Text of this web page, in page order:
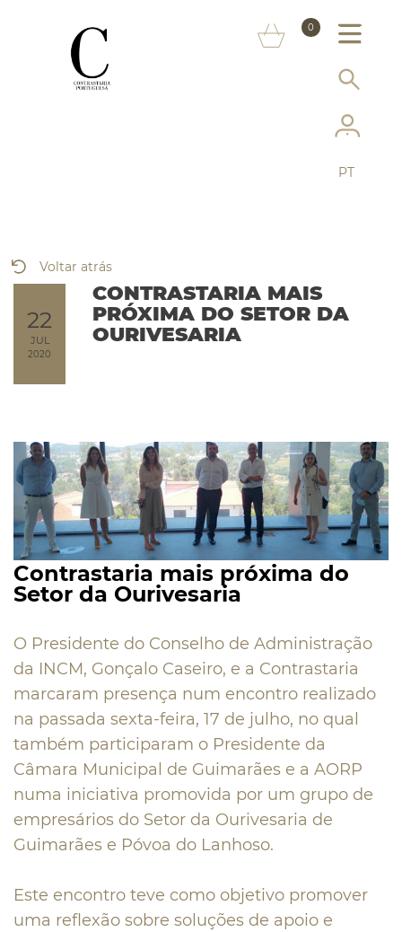
0
SERVIÇOS
PT
22
JUL
2020
CONTRASTARIA MAIS
PRÓXIMA DO SETOR DA
OURIVESARIA
Voltar atrás
Contrastaria mais próxima do
Setor da Ourivesaria
O Presidente do Conselho de Administração
da INCM, Gonçalo Caseiro, e a Contrastaria
marcaram presença num encontro realizado
na passada sexta-feira, 17 de julho, no qual
também participaram o Presidente da
Câmara Municipal de Guimarães e a AORP
numa iniciativa promovida por um grupo de
empresários do Setor da Ourivesaria de
Guimarães e Póvoa do Lanhoso.
Este encontro teve como objetivo promover
uma reflexão sobre soluções de apoio e